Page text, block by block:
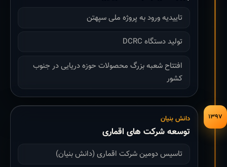
تاییدیه ورود به پروژه ملی سپهتن
تولید دستگاه DCRC
افتتاح شعبه بزرگ محصولات حوزه دریایی در جنوب
کشور
۱۳۹۷ دانش بنیان
توسعه شرکت های اقماری
تاسیس دومین شرکت اقماری (دانش بنیان)